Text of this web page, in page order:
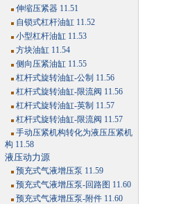
伸缩压紧器 11.51
自锁式杠杆油缸 11.52
小型杠杆油缸 11.53
方块油缸 11.54
侧向压紧油缸 11.55
杠杆式旋转油缸-公制 11.56
杠杆式旋转油缸-限流阀 11.56
杠杆式旋转油缸-英制 11.57
杠杆式旋转油缸-限流阀 11.57
手动压紧机构转化为液压压紧机
构 11.58
液压动力源
预充式气液增压泵 11.59
预充式气液增压泵-回路图 11.60
预充式气液增压泵-附件 11.60